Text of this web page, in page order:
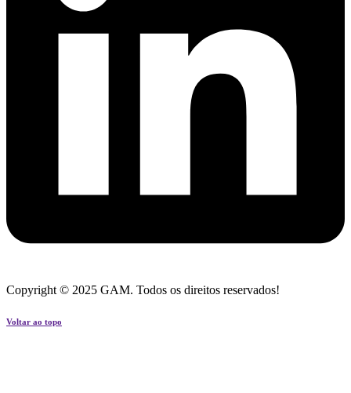
Copyright © 2025 GAM. Todos os direitos reservados!
Voltar ao topo